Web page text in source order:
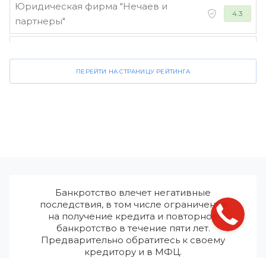
Юридическая фирма "Нечаев и
партнеры"
4.3
ПЕРЕЙТИ НА СТРАНИЦУ РЕЙТИНГА
Банкротство влечет негативные
последствия, в том числе ограничения
на получение кредита и повторное
банкротство в течение пяти лет.
Предварительно обратитесь к своему
кредитору и в МФЦ.